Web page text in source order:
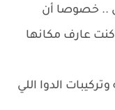
.. خصوصا أن
كنت عارف مكانها
الدوا اللي